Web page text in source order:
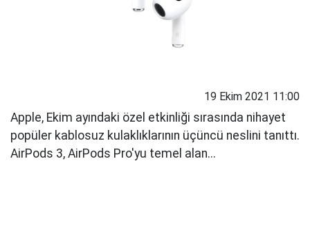
19 Ekim 2021 11:00
Apple, Ekim ayındaki özel etkinliği sırasında nihayet
popüler kablosuz kulaklıklarının üçüncü neslini tanıttı.
AirPods 3, AirPods Pro'yu temel alan...